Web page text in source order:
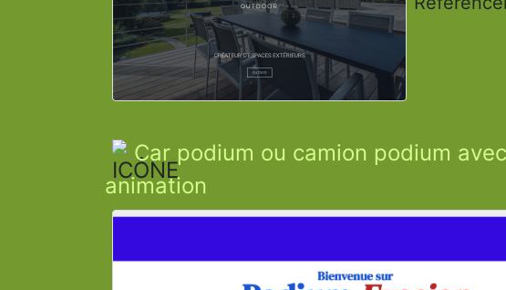
Car podium ou camion podium
animation